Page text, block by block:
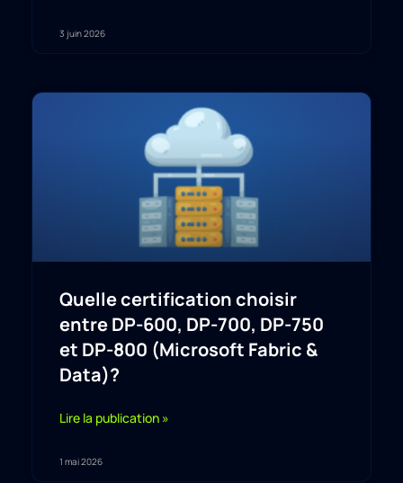
3 juin 2026
Quelle certification choisir
entre DP-600, DP-700, DP-750
et DP-800 (Microsoft Fabric &
Data)?
Lire la publication »
1 mai 2026